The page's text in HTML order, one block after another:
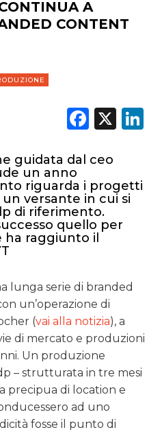
A
CONTENT
X
guidata dal ceo
un anno
riguarda i progetti
versante in cui si
di riferimento.
quello per
ha raggiunto il
lunga serie di branded
un’operazione di
(vai alla notizia), a
di mercato e produzioni
Un produzione
– strutturata in tre mesi
precipua di location e
ad uno
fosse il punto di